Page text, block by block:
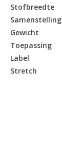
Stofbreedte
Samenstelling
Gewicht
Toepassing
Label
Stretch